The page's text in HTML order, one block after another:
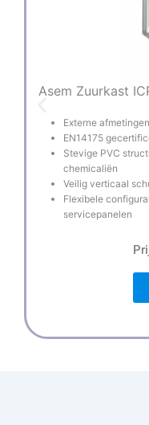
Asem Zuurkast
Externe
EN14175
Stevige PVC
chemicaliën
Veilig verticaal
Flexibele
servicepanelen